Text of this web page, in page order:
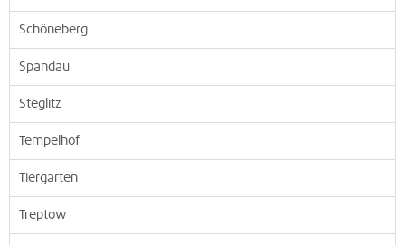
Schöneberg
Spandau
Steglitz
Tempelhof
Tiergarten
Treptow